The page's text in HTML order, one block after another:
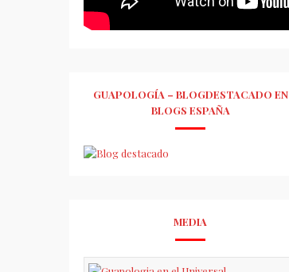
GUAPOLOGÍA – BLOGDESTACADO EN
BLOGS ESPAÑA
MEDIA